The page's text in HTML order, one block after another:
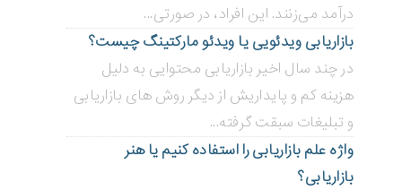
درآمد می‌زنند. این افراد، در صورتی...
بازاریابی ویدئویی ‌یا ویدئو مارکتینگ چیست؟
در چند سال اخیر بازاریابی محتوایی به دلیل
هزینه کم و پایداریش از دیگر روش های بازاریابی
و تبلیغات سبقت گرفته...
واژه علم بازاریابی را استفاده کنیم یا هنر
بازاریابی؟